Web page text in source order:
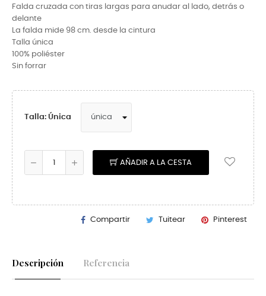
Falda cruzada con tiras largas para anudar al lado, detrás o
delante
La falda mide 98 cm. desde la cintura
Talla única
100% poliéster
Sin forrar
Talla: Única
AÑADIR A LA CESTA
Compartir Tuitear Pinterest
Descripción Referencia